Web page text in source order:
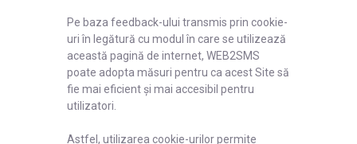
Pe baza feedback-ului transmis prin cookie-
uri în legătură cu modul în care se utilizează
această pagină de internet, WEB2SMS
poate adopta măsuri pentru ca acest Site să
fie mai eficient și mai accesibil pentru
utilizatori.
Astfel, utilizarea cookie-urilor permite